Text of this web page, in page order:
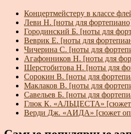
Концертмейстеру в классе
Леви Н. [ноты для
Городинский Б. [ноты для
Веврик Е. [ноты для
Чичерина С. [ноты для
Агафонников Н. [ноты для
Шерстобитова Н. [ноты для
Сорокин В. [ноты для
Маклаков В. [ноты для
Савельев Б. [ноты для
Глюк К. «АЛЬЦЕСТА» [сюжет
Верди Дж. «АИДА» [сюжет